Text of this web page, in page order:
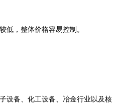
，整体价格容易控制。
备、化工设备、冶金行业以及核